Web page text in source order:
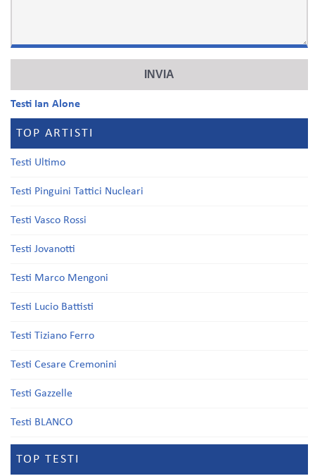
Testi Ian Alone
TOP ARTISTI
Testi Ultimo
Testi Pinguini Tattici Nucleari
Testi Vasco Rossi
Testi Jovanotti
Testi Marco Mengoni
Testi Lucio Battisti
Testi Tiziano Ferro
Testi Cesare Cremonini
Testi Gazzelle
Testi BLANCO
TOP TESTI